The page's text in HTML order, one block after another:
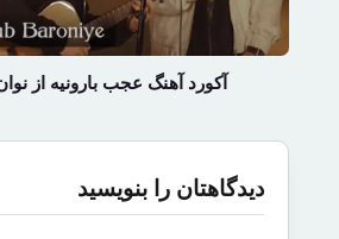
آکورد آهنگ عجب بارونیه از
دیدگاهتان را بنویسید